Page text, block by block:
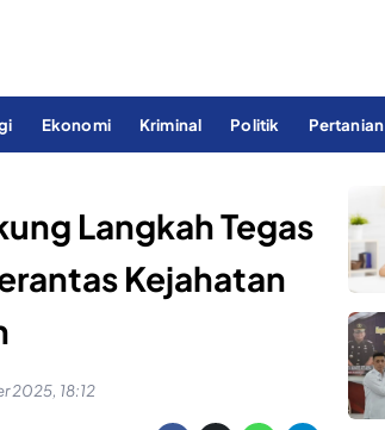
Ekonomi Kriminal Politik Pertanian
Langkah Tegas
Kejahatan
2025, 18:12